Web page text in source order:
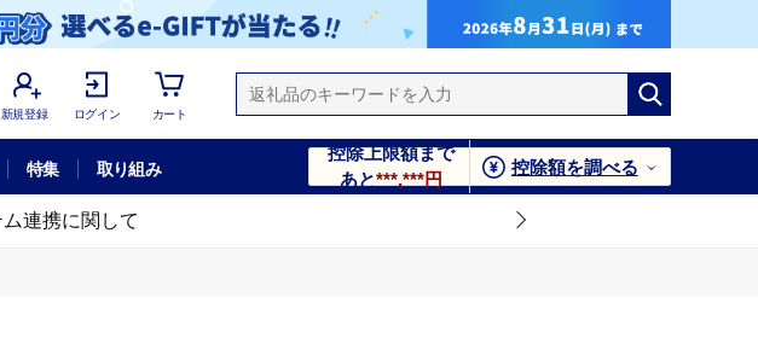
新規登録 ログイン カート
特集 取り組み
控除上限額まで
あと***,***円
控除額を調べる
連携に関して